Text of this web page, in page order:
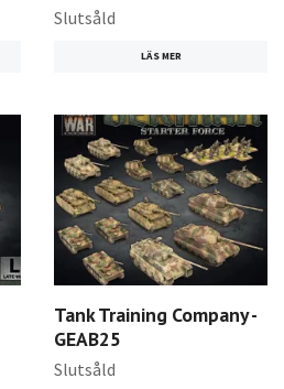
Slutsåld
LÄS MER
Tank Training Company -
GEAB25
Slutsåld